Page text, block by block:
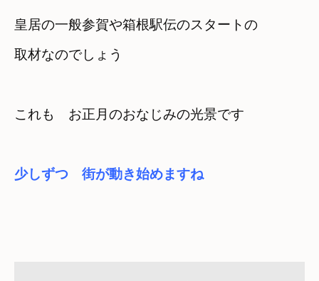
皇居の一般参賀や箱根駅伝のスタートの
取材なのでしょう
これも　お正月のおなじみの光景です
少しずつ　街が動き始めますね